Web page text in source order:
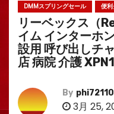
DMMスプリングセール 便
リーベックス（
イム インターホ
設用 呼び出しチ
店 病院 介護
By phi72110
3月 25,